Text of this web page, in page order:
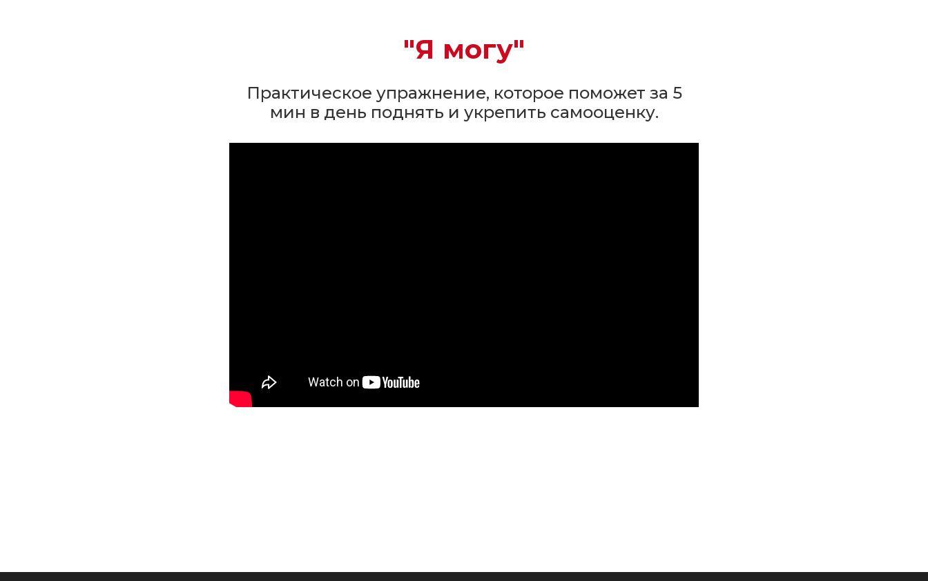
"Я могу"
Практическое упражнение, которое поможет за 5
мин в день поднять и укрепить самооценку.